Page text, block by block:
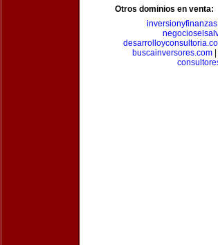
Otros dominios en venta:
buscainversores.com|